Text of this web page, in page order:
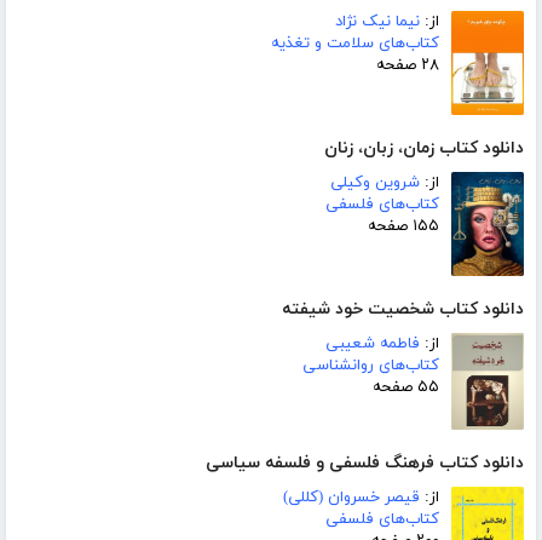
از: نیما نیک نژاد
کتاب‌های سلامت و تغذیه
۲۸ صفحه
دانلود کتاب زمان، زبان، زنان
از: شروین وکیلی
کتاب‌های فلسفی
۱۵۵ صفحه
دانلود کتاب شخصیت خود شیفته
از: فاطمه شعیبی
کتاب‌های روانشناسی
۵۵ صفحه
دانلود کتاب فرهنگ فلسفی و فلسفه سیاسی
از: قیصر خسروان (کللی)
کتاب‌های فلسفی